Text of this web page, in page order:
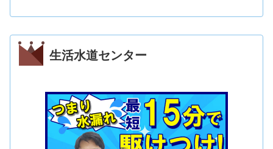
生活水道センター